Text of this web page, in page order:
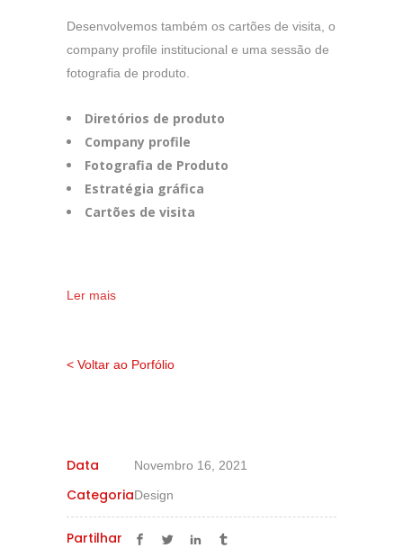
Desenvolvemos também os cartões de visita, o
company profile institucional e uma sessão de
fotografia de produto.
Diretórios de produto
Company profile
Fotografia de Produto
Estratégia gráfica
Cartões de visita
Ler mais
< Voltar ao Porfólio
Data Novembro 16, 2021
CategoriaDesign
Partilhar